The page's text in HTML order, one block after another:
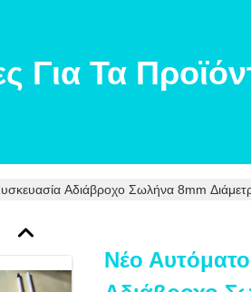
Για Τα
Αδιάβροχο Σωλήνα 8mm
Νέο